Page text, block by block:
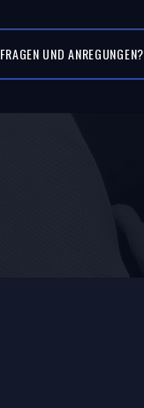
FRAGEN UND ANREGUNGEN?